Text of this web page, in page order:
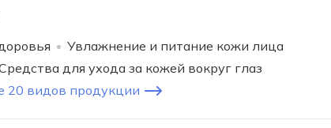
Увлажнение и питание кожи лица
для ухода за кожей вокруг глаз
20 видов продукции